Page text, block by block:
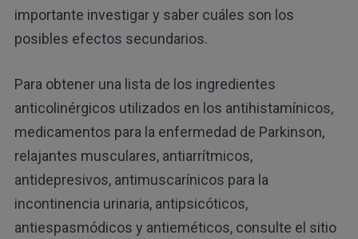
importante investigar y saber cuáles son los
posibles efectos secundarios.
Para obtener una lista de los ingredientes
anticolinérgicos utilizados en los antihistamínicos,
medicamentos para la enfermedad de Parkinson,
relajantes musculares, antiarrítmicos,
antidepresivos, antimuscarínicos para la
incontinencia urinaria, antipsicóticos,
antiespasmódicos y antieméticos, consulte el sitio